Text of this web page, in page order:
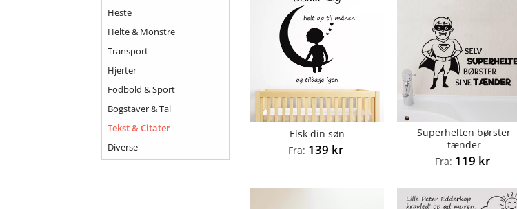
Heste
Helte & Monstre
Transport
Hjerter
Fodbold & Sport
Bogstaver & Tal
Tekst & Citater
Diverse
Elsk din søn
Fra: 139 kr
Superhelten børster
tænder
Fra: 119 kr